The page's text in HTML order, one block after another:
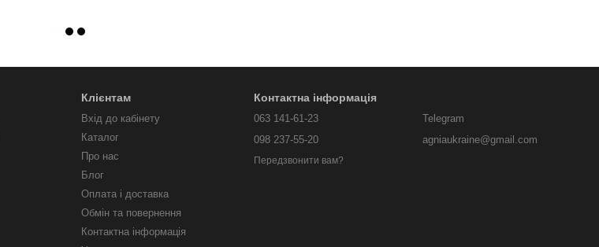
Клієнтам
Вхід до кабінету
Каталог
Про нас
Блог
Оплата і доставка
Обмін та повернення
Контактна інформація
Контактна інформація
063 141-61-23
098 237-55-20
Передзвонити вам?
Telegram
agniaukraine@gmail.com